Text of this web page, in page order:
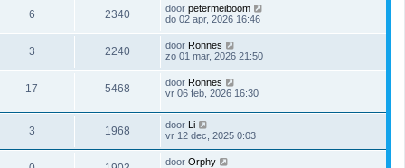
6 2340 door petermeiboom
do 02 apr, 2026 16:46
3 2240 door Ronnes
zo 01 mar, 2026 21:50
17 5468 door Ronnes
vr 06 feb, 2026 16:30
3 1968 door Li
vr 12 dec, 2025 0:03
door Orphy